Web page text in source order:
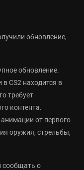
обновление,
обновление.
CS2 находится в
требует
контента.
от первого
оружия, стрельбы,
сообщать о